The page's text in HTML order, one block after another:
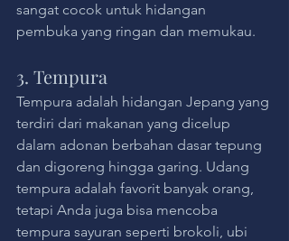
sangat cocok untuk hidangan
pembuka yang ringan dan memukau.
3. Tempura
Tempura adalah hidangan Jepang yang
terdiri dari makanan yang dicelup
dalam adonan berbahan dasar tepung
dan digoreng hingga garing. Udang
tempura adalah favorit banyak orang,
tetapi Anda juga bisa mencoba
tempura sayuran seperti brokoli, ubi